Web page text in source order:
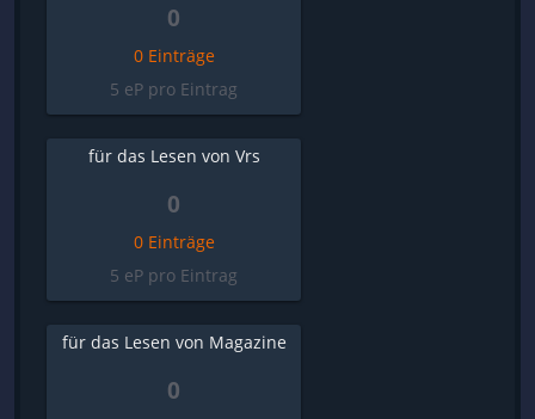
0
0 Einträge
5 eP pro Eintrag
für das Lesen von Vrs
0
0 Einträge
5 eP pro Eintrag
für das Lesen von Magazine
0